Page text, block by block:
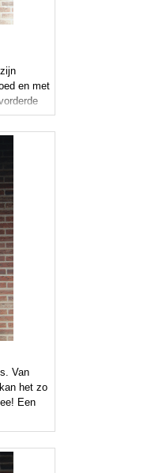
en met
Van
het zo
Een